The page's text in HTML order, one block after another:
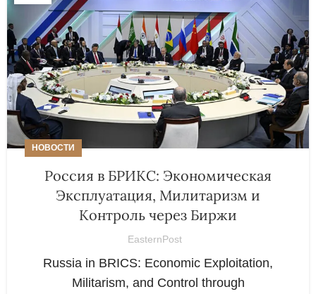
НОВОСТИ
Россия в БРИКС: Экономическая
Эксплуатация, Милитаризм и
Контроль через Биржи
EasternPost
Russia in BRICS: Economic Exploitation,
Militarism, and Control through